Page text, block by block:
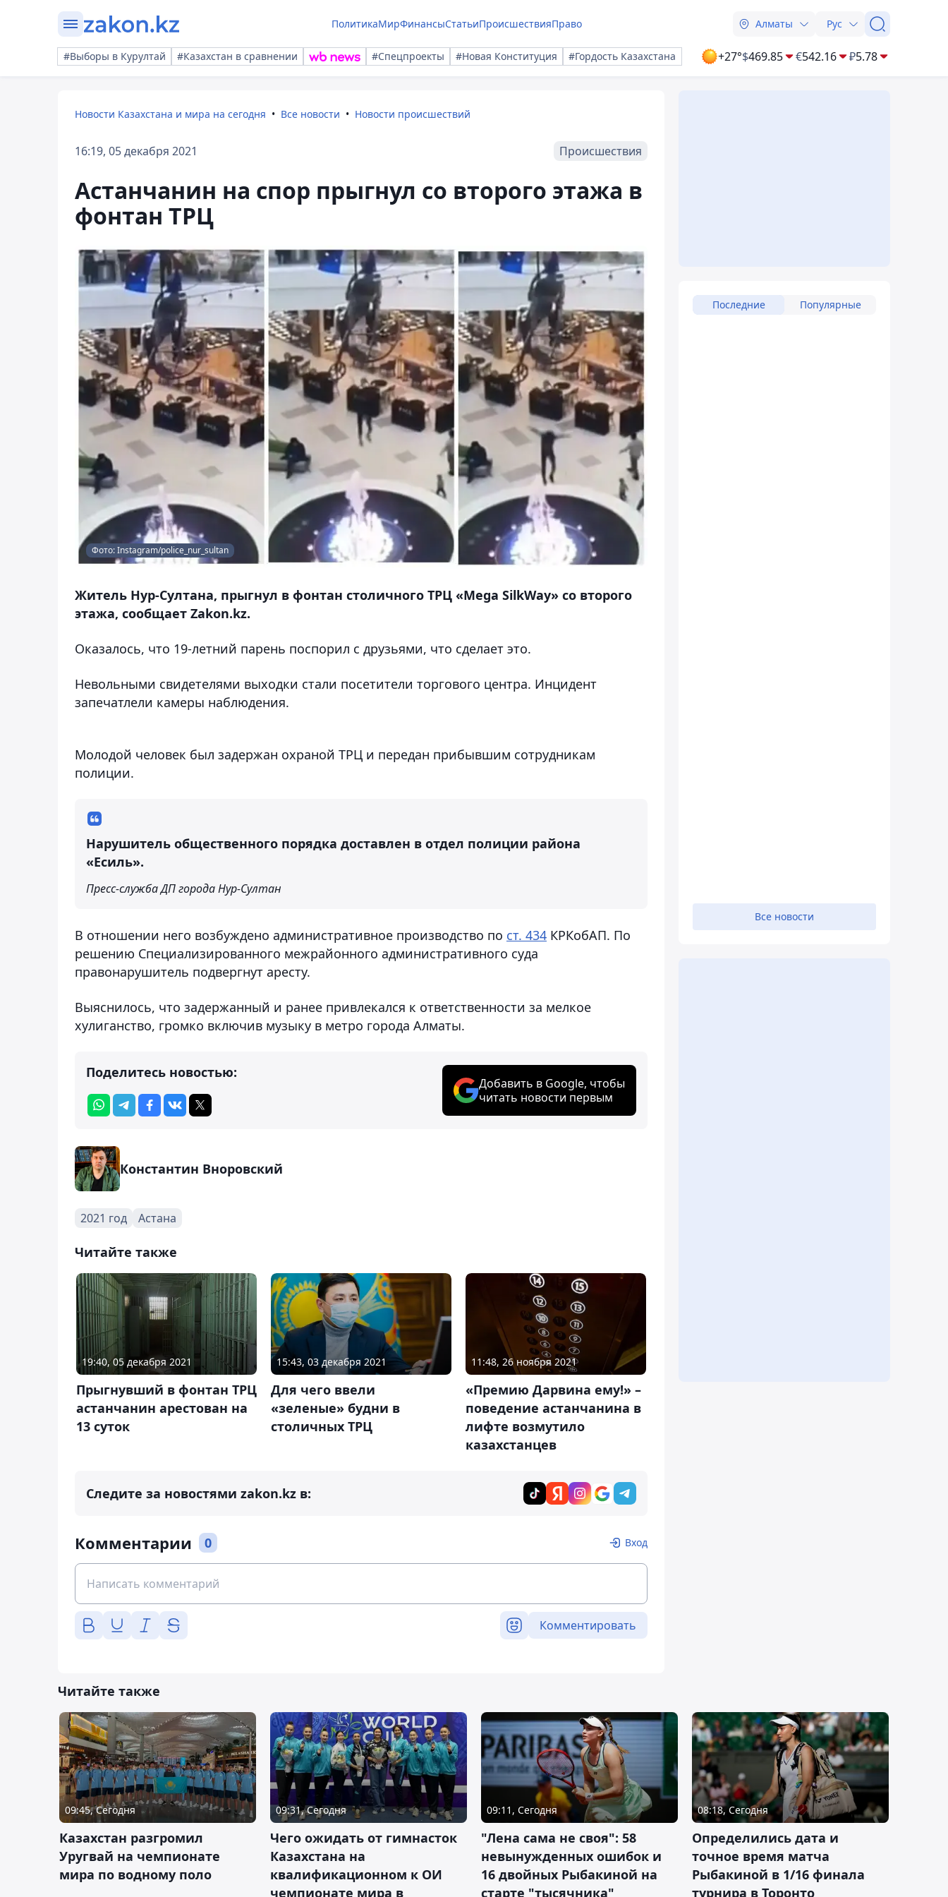
ПолитикаМирФинансыСтатьиПроисшествияПраво Алматы Рус
#Выборы в Курултай #Казахстан в сравнении #Спецпроекты #Новая Конституция #Гордость Казахстана +27°$469.85 €542.16 ₽5.78
Новости Казахстана и мира на сегодня Все новости Новости происшествий
16:19, 05 декабря 2021 Происшествия
Астанчанин на спор прыгнул со второго этажа в
фонтан ТРЦ
Фото: Instagram/police_nur_sultan
Житель Нур-Султана, прыгнул в фонтан столичного ТРЦ «Mega SilkWay» со второго
этажа, сообщает Zakon.kz.
Оказалось, что 19-летний парень поспорил с друзьями, что сделает это.
Невольными свидетелями выходки стали посетители торгового центра. Инцидент
запечатлели камеры наблюдения.
Молодой человек был задержан охраной ТРЦ и передан прибывшим сотрудникам
полиции.
Нарушитель общественного порядка доставлен в отдел полиции района
«Есиль».
Пресс-служба ДП города Нур-Султан
В отношении него возбуждено административное производство по ст. 434 КРКобАП. По
решению Специализированного межрайонного административного суда
правонарушитель подвергнут аресту.
Выяснилось, что задержанный и ранее привлекался к ответственности за мелкое
хулиганство, громко включив музыку в метро города Алматы.
Поделитесь новостью:
Добавить в Google, чтобы
читать новости первым
Константин Вноровский
2021 год Астана
Читайте также
19:40, 05 декабря 2021
Прыгнувший в фонтан ТРЦ
астанчанин арестован на
13 суток
15:43, 03 декабря 2021
Для чего ввели
«зеленые» будни в
столичных ТРЦ
11:48, 26 ноября 2021
«Премию Дарвина ему!» –
поведение астанчанина в
лифте возмутило
казахстанцев
Следите за новостями zakon.kz в:
Комментарии 0 Вход
Комментировать
Последние Популярные
Все новости
Читайте также
09:45, Сегодня
Казахстан разгромил
Уругвай на чемпионате
мира по водному поло
09:31, Сегодня
Чего ожидать от гимнасток
Казахстана на
квалификационном к ОИ
чемпионате мира в
09:11, Сегодня
"Лена сама не своя": 58
невынужденных ошибок и
16 двойных Рыбакиной на
старте "тысячника"
08:18, Сегодня
Определились дата и
точное время матча
Рыбакиной в 1/16 финала
турнира в Торонто